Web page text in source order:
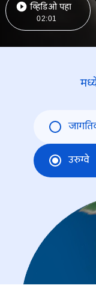
व्हिडिओ पहा
02:01
उरुग्वे